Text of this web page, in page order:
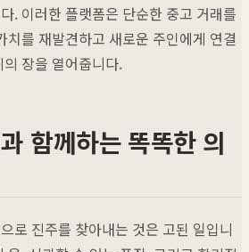
. 이러한 플랫폼은 단순한 중고 거래를
치를 재발견하고 새로운 주인에게 연결
장을 열어줍니다.
함께하는 똑똑한 의
로 진주를 찾아내는 것은 고된 일입니